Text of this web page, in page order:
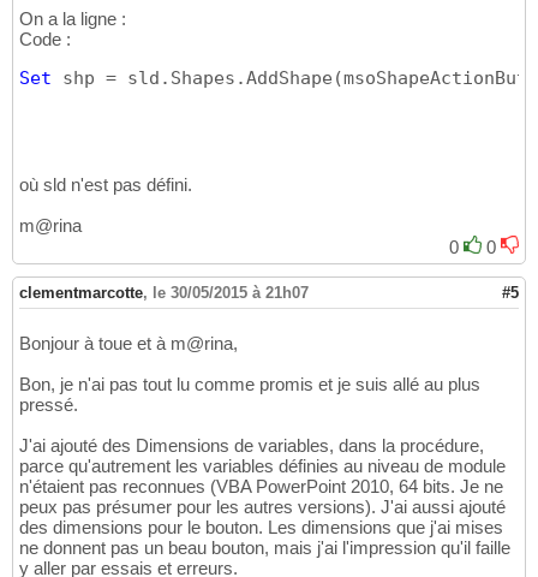
On a la ligne :
Code :
Set shp = sld.Shapes.AddShape (
où sld n'est pas défini.
m@rina
0
0
clementmarcotte, le 30/05/2015 à 21h07 #5
Bonjour à toue et à m@rina,
Bon, je n'ai pas tout lu comme promis et je suis allé au plus
pressé.
J'ai ajouté des Dimensions de variables, dans la procédure,
parce qu'autrement les variables définies au niveau de module
n'étaient pas reconnues (VBA PowerPoint 2010, 64 bits. Je ne
peux pas présumer pour les autres versions). J'ai aussi ajouté
des dimensions pour le bouton. Les dimensions que j'ai mises
ne donnent pas un beau bouton, mais j'ai l'impression qu'il faille
y aller par essais et erreurs.